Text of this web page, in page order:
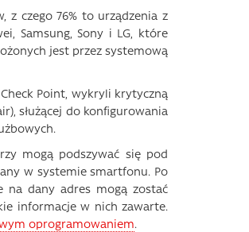
z czego 76% to urządzenia z
Samsung, Sony i LG, które
jest przez systemową
Point, wykryli krytyczną
służącej do konfigurowania
mogą podszywać się pod
w systemie smartfonu. Po
na dany adres mogą zostać
informacje w nich zawarte.
oprogramowaniem.